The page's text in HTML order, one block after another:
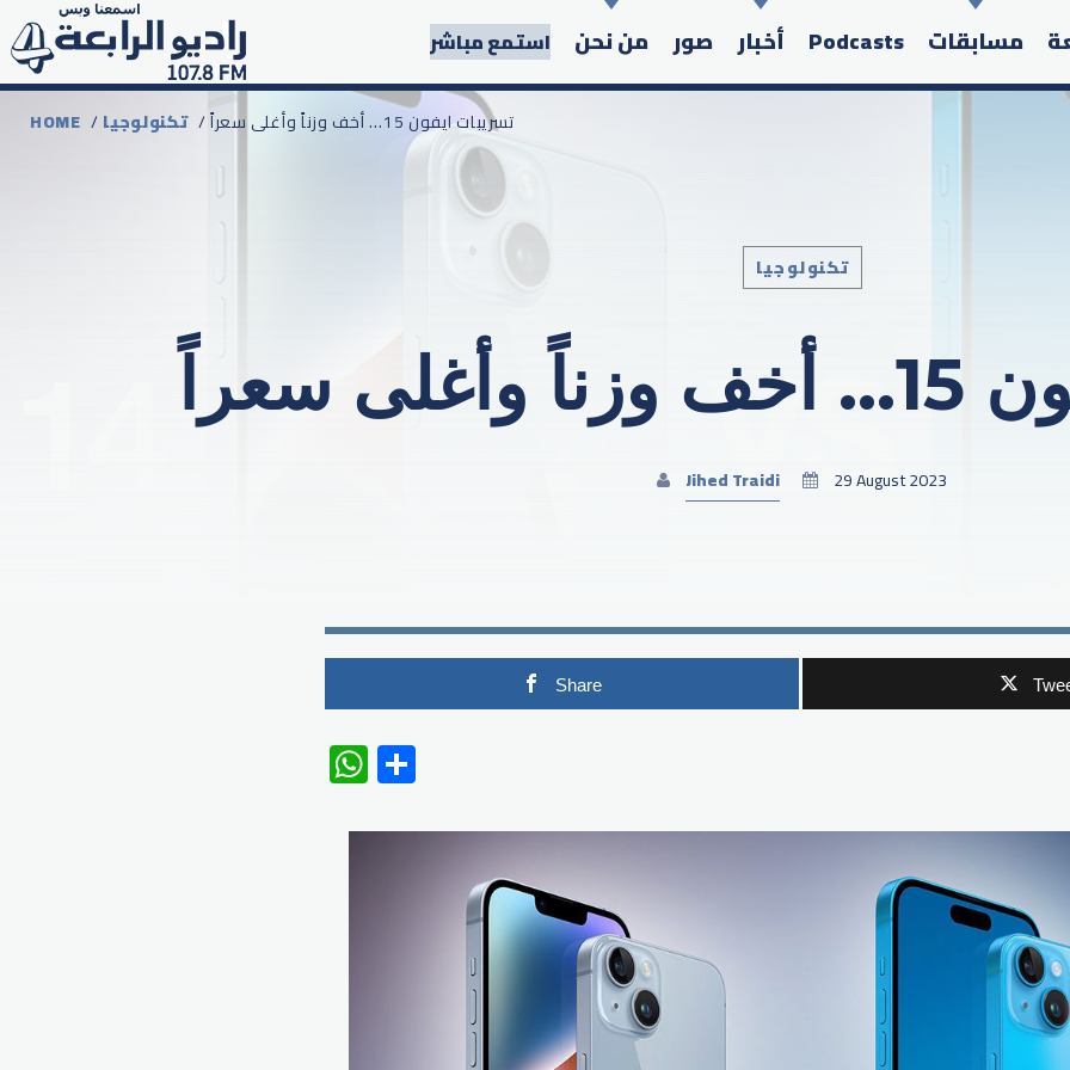
مسابقات Podcasts أخبار صور من نحن استمع مباشر
Search in the website:
HOME /تكنولوجيا / تسريبات ايفون 15… أخف وزناً وأغلى سعراً
تكنولوجيا
سعراً
Jihed Traidi 29 August 2023
Share
WhatsApp